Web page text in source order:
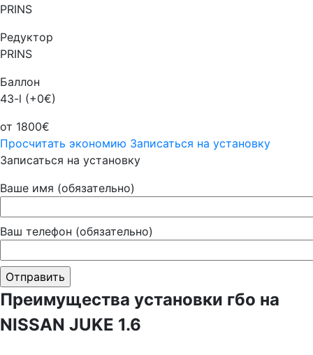
PRINS
Редуктор
PRINS
Баллон
43-l (+0€)
от 1800€
Просчитать экономию Записаться на установку
Записаться на установку
Ваше имя (обязательно)
Ваш телефон (обязательно)
Преимущества установки гбо на
NISSAN JUKE 1.6